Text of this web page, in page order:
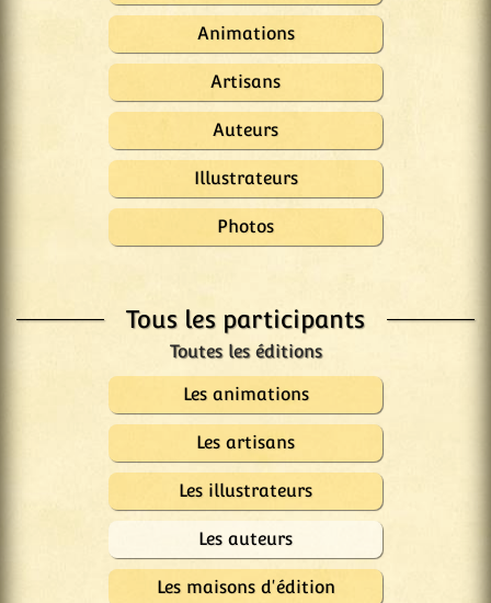
Animations
Artisans
Auteurs
Illustrateurs
Photos
Tous les participants
Les animations
Les artisans
Les illustrateurs
Les auteurs
Les maisons d'édition